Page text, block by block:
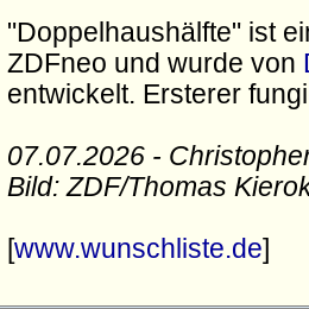
"Doppelhaushälfte" ist
ZDFneo und wurde von
entwickelt. Ersterer
07.07.2026 -
Bild: ZDF/Thomas
[www.wunschliste.de]